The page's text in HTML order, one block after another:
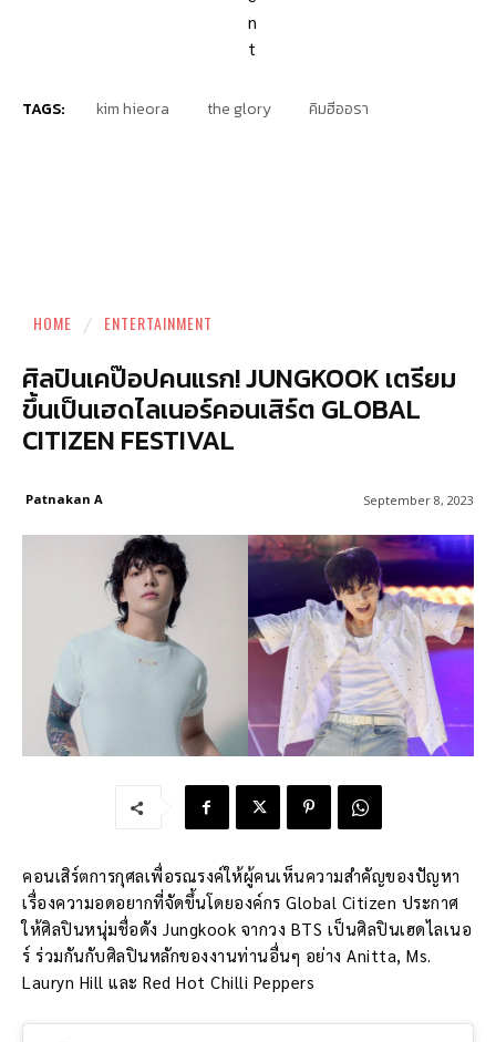
TAGS: kim hieora the glory คิมฮีออรา